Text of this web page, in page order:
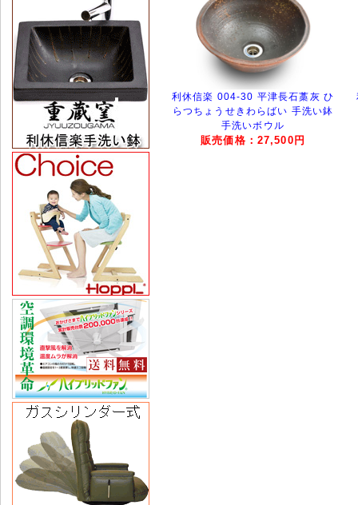
利休信楽 004-30 平津長石藁灰 ひ
らつちょうせきわらばい 手洗い鉢
手洗いボウル
販売価格：27,500円